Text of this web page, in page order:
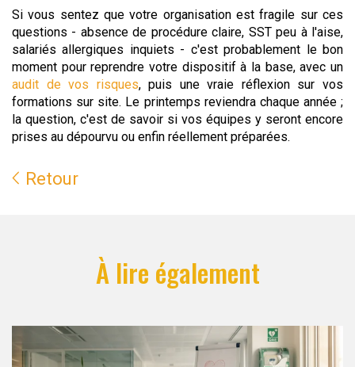
Si vous sentez que votre organisation est fragile sur ces
questions - absence de procédure claire, SST peu à l'aise,
salariés allergiques inquiets - c'est probablement le bon
moment pour reprendre votre dispositif à la base, avec un
audit de vos risques, puis une vraie réflexion sur vos
formations sur site. Le printemps reviendra chaque année ;
la question, c'est de savoir si vos équipes y seront encore
prises au dépourvu ou enfin réellement préparées.
Retour
À lire également